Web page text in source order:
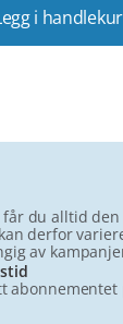
i
du alltid
derfor
av
abonnementet